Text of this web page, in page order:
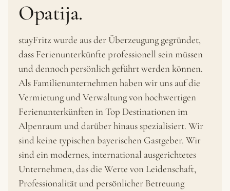
Opatija.
stayFritz wurde aus der Überzeugung gegründet,
dass Ferienunterkünfte professionell sein müssen
und dennoch persönlich geführt werden können.
Als Familienunternehmen haben wir uns auf die
Vermietung und Verwaltung von hochwertigen
Ferienunterkünften in Top Destinationen im
Alpenraum und darüber hinaus spezialisiert. Wir
sind keine typischen bayerischen Gastgeber. Wir
sind ein modernes, international ausgerichtetes
Unternehmen, das die Werte von Leidenschaft,
Professionalität und persönlicher Betreuung